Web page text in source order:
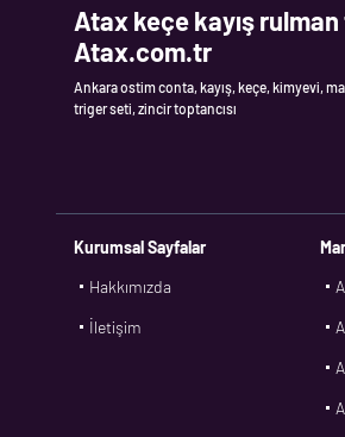
Atax keçe kayış rulman
Atax.com.tr
Ankara ostim conta, kayış, keçe, kimyevi,
triger seti, zincir toptancısı
Kurumsal Sayfalar
Hakkımızda
İletişim